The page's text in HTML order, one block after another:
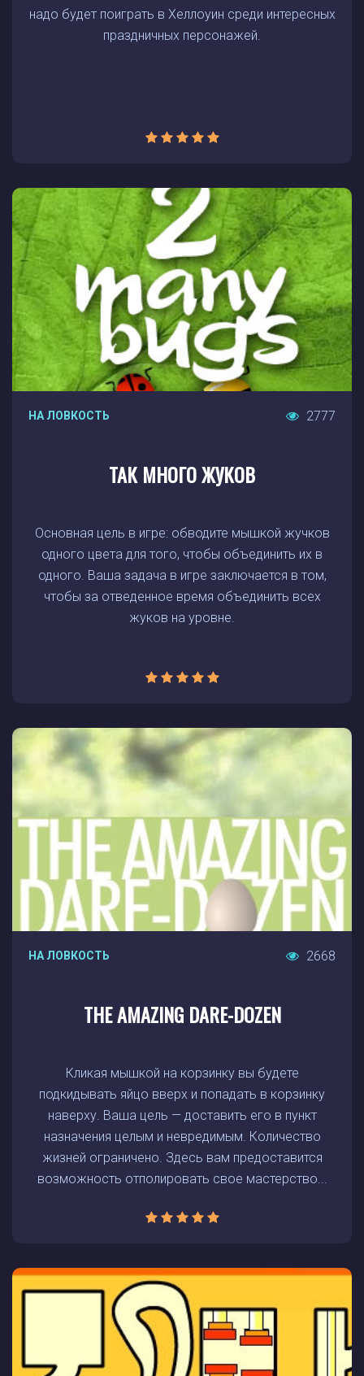
надо будет поиграть в Хеллоуин среди интересных
праздничных персонажей.
НА ЛОВКОСТЬ 2777
ТАК МНОГО ЖУКОВ
Основная цель в игре: обводите мышкой жучков
одного цвета для того, чтобы объединить их в
одного. Ваша задача в игре заключается в том,
чтобы за отведенное время объединить всех
жуков на уровне.
НА ЛОВКОСТЬ 2668
THE AMAZING DARE-DOZEN
Кликая мышкой на корзинку вы будете
подкидывать яйцо вверх и попадать в корзинку
наверху. Ваша цель — доставить его в пункт
назначения целым и невредимым. Количество
жизней ограничено. Здесь вам предоставится
возможность отполировать свое мастерство...